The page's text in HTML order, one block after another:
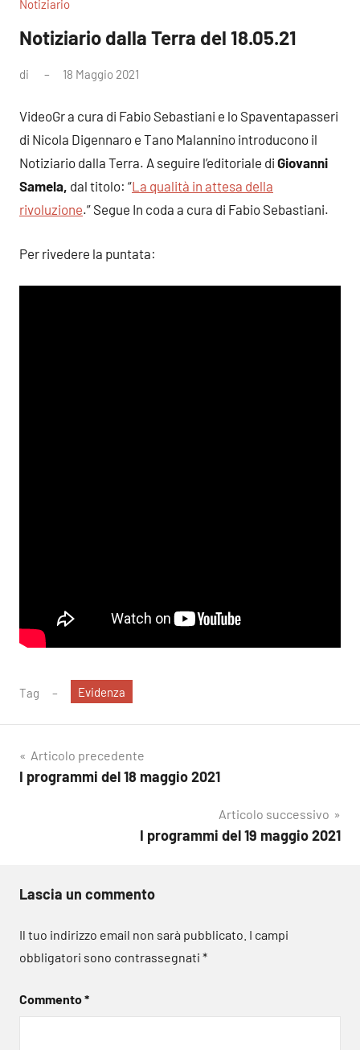
Notiziario
Notiziario dalla Terra del 18.05.21
di 18 Maggio 2021
VideoGr a cura di Fabio Sebastiani e lo Spaventapasseri
di Nicola Digennaro e Tano Malannino introducono il
Notiziario dalla Terra. A seguire l’editoriale di Giovanni
Samela, dal titolo: “La qualità in attesa della
rivoluzione.” Segue In coda a cura di Fabio Sebastiani.
Per rivedere la puntata:
Tag Evidenza
Navigazione
articoli
Articolo precedente
I programmi del 18 maggio 2021
Articolo successivo
I programmi del 19 maggio 2021
Lascia un commento
Il tuo indirizzo email non sarà pubblicato. I campi
obbligatori sono contrassegnati *
Commento*